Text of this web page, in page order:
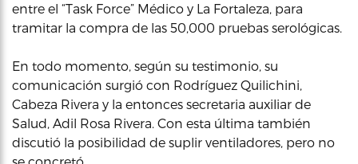
entre el “Task Force” Médico y La Fortaleza, para
tramitar la compra de las 50,000 pruebas serológicas.
En todo momento, según su testimonio, su
comunicación surgió con Rodríguez Quilichini,
Cabeza Rivera y la entonces secretaria auxiliar de
Salud, Adil Rosa Rivera. Con esta última también
discutió la posibilidad de suplir ventiladores, pero no